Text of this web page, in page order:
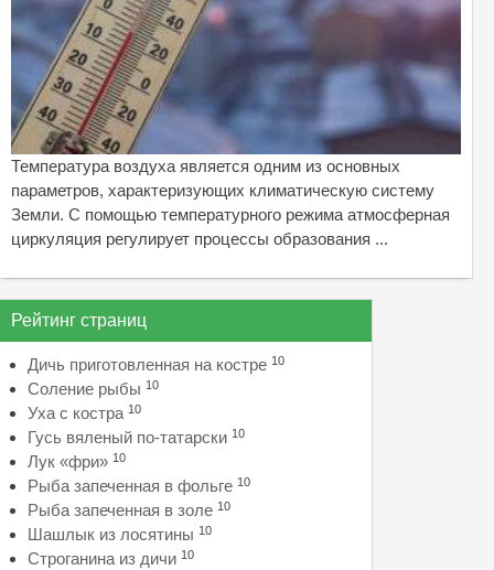
Температура воздуха является одним из основных
параметров, характеризующих климатическую систему
Земли. С помощью температурного режима атмосферная
циркуляция регулирует процессы образования ...
Рейтинг страниц
Дичь приготовленная на костре 10
Соление рыбы 10
Уха с костра 10
Гусь вяленый по-татарски 10
Лук «фри» 10
Рыба запеченная в фольге 10
Рыба запеченная в золе 10
Шашлык из лосятины 10
Строганина из дичи 10